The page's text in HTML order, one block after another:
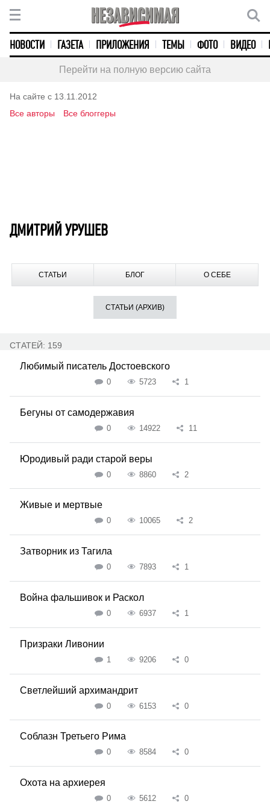
НОВОСТИ ГАЗЕТА ПРИЛОЖЕНИЯ ТЕМЫ ФОТО ВИДЕО
Перейти на полную версию сайта
На сайте с 13.11.2012
Все авторы
Все блоггеры
ДМИТРИЙ УРУШЕВ
СТАТЬИ БЛОГ О СЕБЕ
СТАТЬИ (АРХИВ)
СТАТЕЙ: 159
Любимый писатель Достоевского
0 5723 1
Бегуны от самодержавия
0 14922 11
Юродивый ради старой веры
0 8860 2
Живые и мертвые
0 10065 2
Затворник из Тагила
0 7893 1
Война фальшивок и Раскол
0 6937 1
Призраки Ливонии
1 9206 0
Светлейший архимандрит
0 6153 0
Соблазн Третьего Рима
0 8584 0
Охота на архиерея
0 5612 0